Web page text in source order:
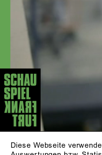
Diese Webseite
wurde für ihre
Gabler in der Regie von
Koležnik in »Theater
beste Schauspielerin
Außerdem wirkt sie
Film- und
ist als Sprecherin beim
AKTUELLE STÜCKE
KLEINER MANN -